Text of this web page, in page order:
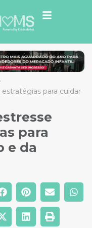
para cuidar
para
e da